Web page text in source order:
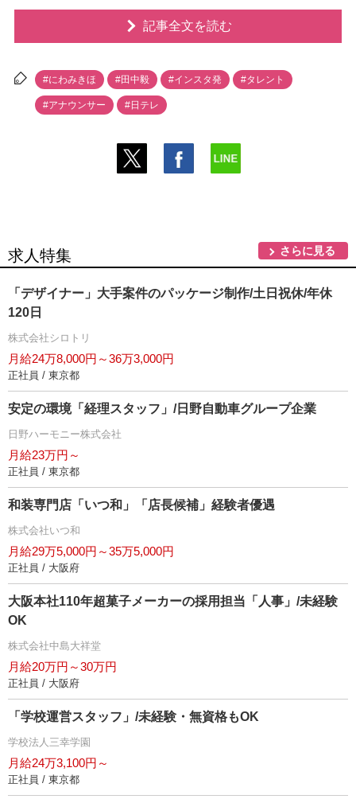
記事全文を読む
#にわみきほ #田中毅 #インスタ発 #タレント
#アナウンサー #日テレ
求人特集 さらに見る
「デザイナー」大手案件のパッケージ制作/土日祝休/年休
120日
株式会社シロトリ
月給24万8,000円～36万3,000円
正社員 / 東京都
安定の環境「経理スタッフ」/日野自動車グループ企業
日野ハーモニー株式会社
月給23万円～
正社員 / 東京都
和装専門店「いつ和」「店長候補」経験者優遇
株式会社いつ和
月給29万5,000円～35万5,000円
正社員 / 大阪府
大阪本社110年超菓子メーカーの採用担当「人事」/未経験
OK
株式会社中島大祥堂
月給20万円～30万円
正社員 / 大阪府
「学校運営スタッフ」/未経験・無資格もOK
学校法人三幸学園
月給24万3,100円～
正社員 / 東京都